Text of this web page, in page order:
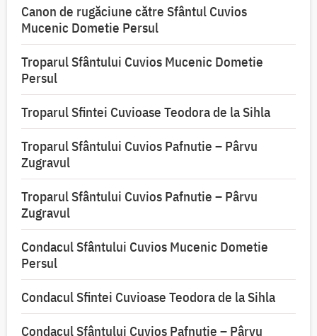
Canon de rugăciune către Sfântul Cuvios
Mucenic Dometie Persul
Troparul Sfântului Cuvios Mucenic Dometie
Persul
Troparul Sfintei Cuvioase Teodora de la Sihla
Troparul Sfântului Cuvios Pafnutie – Pârvu
Zugravul
Troparul Sfântului Cuvios Pafnutie – Pârvu
Zugravul
Condacul Sfântului Cuvios Mucenic Dometie
Persul
Condacul Sfintei Cuvioase Teodora de la Sihla
Condacul Sfântului Cuvios Pafnutie – Pârvu